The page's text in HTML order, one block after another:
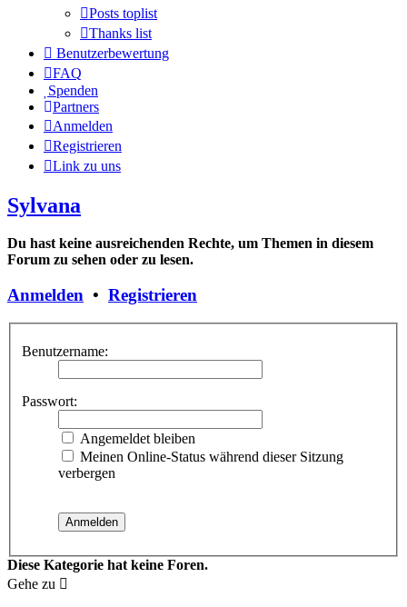
Posts toplist
Thanks list
Benutzerbewertung
FAQ
Spenden
Partners
Anmelden
Registrieren
Link zu uns
Sylvana
Du hast keine ausreichenden Rechte, um Themen in diesem
Forum zu sehen oder zu lesen.
Anmelden • Registrieren
Benutzername:
Passwort:
Angemeldet bleiben
Meinen Online-Status während dieser Sitzung
verbergen
Diese Kategorie hat keine Foren.
Gehe zu